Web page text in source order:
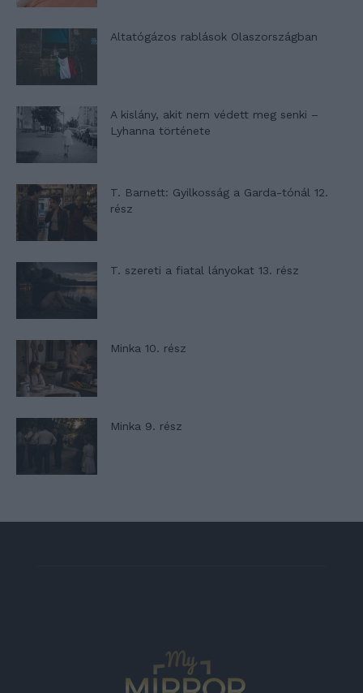
Altatógázos rablások Olaszországban
A kislány, akit nem védett meg senki –
Lyhanna története
T. Barnett: Gyilkosság a Garda-tónál 12.
rész
T. szereti a fiatal lányokat 13. rész
Minka 10. rész
Minka 9. rész